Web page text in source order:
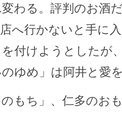
わる。評判のお酒
へ行かないと手に
付けようとしたが
ゆめ」は阿井と愛
もち」、仁多のお